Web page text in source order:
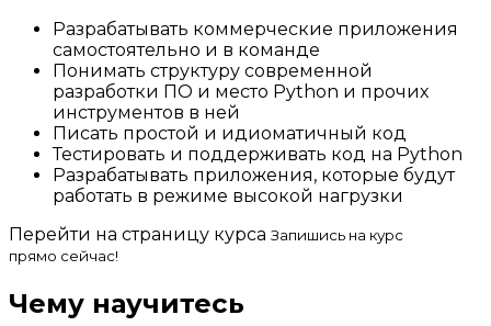
Разрабатывать коммерческие приложения
самостоятельно и в команде
Понимать структуру современной
разработки ПО и место Python и прочих
инструментов в ней
Писать простой и идиоматичный код
Тестировать и поддерживать код на Python
Разрабатывать приложения, которые будут
работать в режиме высокой нагрузки
Перейти на страницу курса Запишись на курс
прямо сейчас!
Чему научитесь